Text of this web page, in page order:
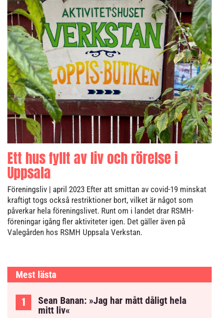
Ett hus fyllt av liv och rörelse i
Uppsala
Föreningsliv | april 2023 Efter att smittan av covid-19 minskat
kraftigt togs också restriktioner bort, vilket är något som
påverkar hela föreningslivet. Runt om i landet drar RSMH-
föreningar igång fler aktiviteter igen. Det gäller även på
Valegården hos RSMH Uppsala Verkstan.
Mest lästa
Sean Banan: »Jag har mått dåligt hela
mitt liv«